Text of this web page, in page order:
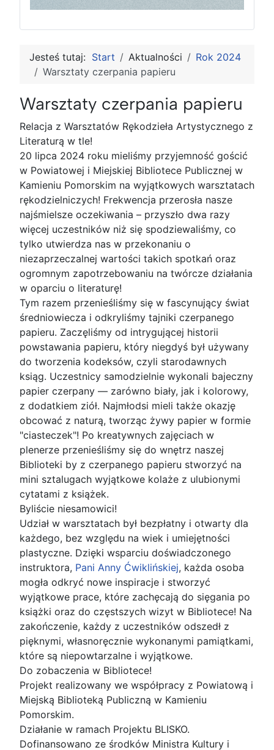
Jesteś tutaj: Start Aktualności
Rok 2024
Warsztaty czerpania papieru
Warsztaty czerpania papieru
Relacja z Warsztatów Rękodzieła Artystycznego z
Literaturą w tle!
20 lipca 2024 roku mieliśmy przyjemność gościć
w Powiatowej i Miejskiej Bibliotece Publicznej w
Kamieniu Pomorskim na wyjątkowych warsztatach
rękodzielniczych! Frekwencja przerosła nasze
najśmielsze oczekiwania – przyszło dwa razy
więcej uczestników niż się spodziewaliśmy, co
tylko utwierdza nas w przekonaniu o
niezaprzeczalnej wartości takich spotkań oraz
ogromnym zapotrzebowaniu na twórcze działania
w oparciu o literaturę!
Tym razem przenieśliśmy się w fascynujący świat
średniowiecza i odkryliśmy tajniki czerpanego
papieru. Zaczęliśmy od intrygującej historii
powstawania papieru, który niegdyś był używany
do tworzenia kodeksów, czyli starodawnych
ksiąg. Uczestnicy samodzielnie wykonali bajeczny
papier czerpany — zarówno biały, jak i kolorowy,
z dodatkiem ziół. Najmłodsi mieli także okazję
obcować z naturą, tworząc żywy papier w formie
"ciasteczek"! Po kreatywnych zajęciach w
plenerze przenieśliśmy się do wnętrz naszej
Biblioteki by z czerpanego papieru stworzyć na
mini sztalugach wyjątkowe kolaże z ulubionymi
cytatami z książek.
Byliście niesamowici!
Udział w warsztatach był bezpłatny i otwarty dla
każdego, bez względu na wiek i umiejętności
plastyczne. Dzięki wsparciu doświadczonego
instruktora, Pani Anny Ćwiklińskiej, każda osoba
mogła odkryć nowe inspiracje i stworzyć
wyjątkowe prace, które zachęcają do sięgania po
książki oraz do częstszych wizyt w Bibliotece! Na
zakończenie, każdy z uczestników odszedł z
pięknymi, własnoręcznie wykonanymi pamiątkami,
które są niepowtarzalne i wyjątkowe.
Do zobaczenia w Bibliotece!
Projekt realizowany we współpracy z Powiatową i
Miejską Biblioteką Publiczną w Kamieniu
Pomorskim.
Działanie w ramach Projektu BLISKO.
Dofinansowano ze środków Ministra Kultury i